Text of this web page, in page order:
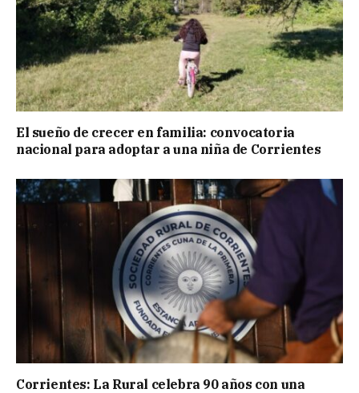
El sueño de crecer en familia: convocatoria
nacional para adoptar a una niña de Corrientes
Corrientes: La Rural celebra 90 años con una